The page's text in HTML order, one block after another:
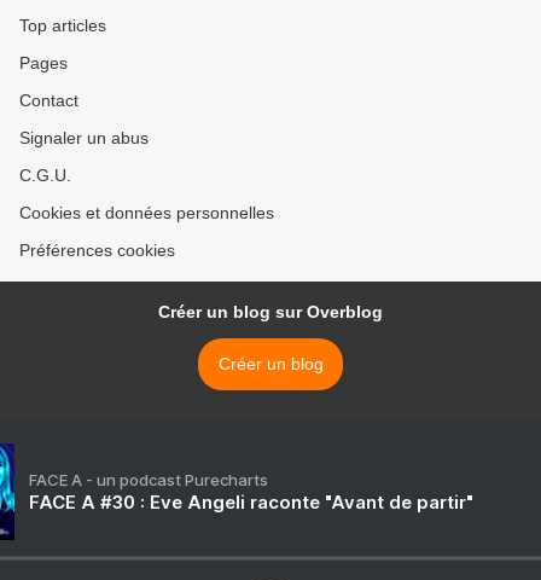
Top articles
Pages
Contact
Signaler un abus
C.G.U.
Cookies et données personnelles
Préférences cookies
Créer un blog sur Overblog
Créer un blog
FACE A - un podcast Purecharts
FACE A #30 : Eve Angeli raconte "Avant de partir"